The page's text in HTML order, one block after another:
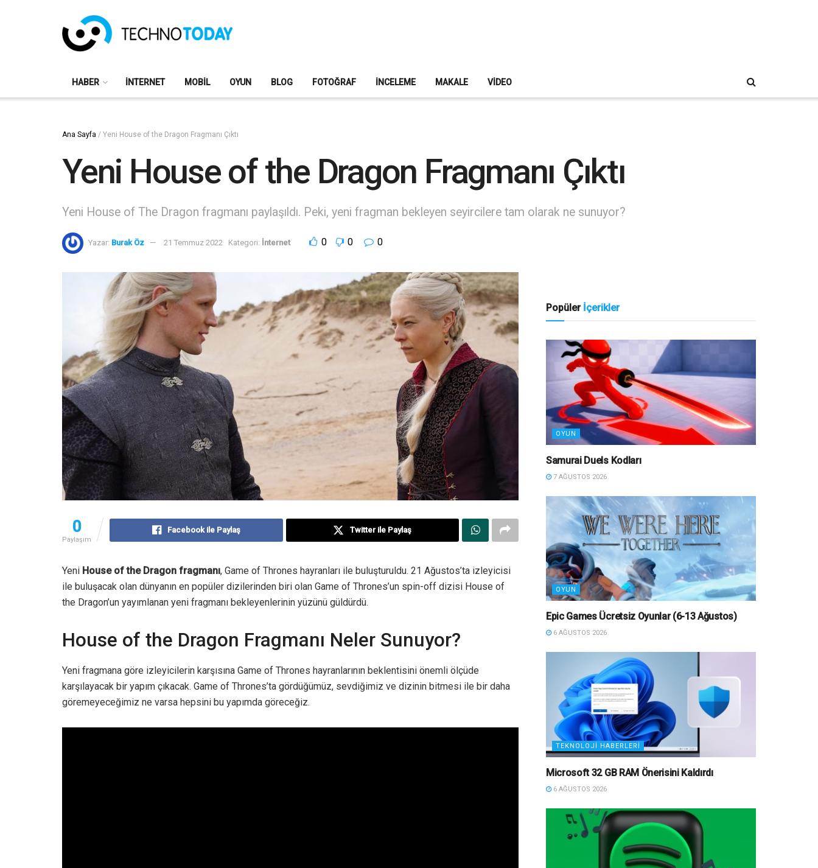
HABER İNTERNET MOBIL OYUN BLOG FOTOĞRAF İNCELEME MAKALE VIDEO
Ana Sayfa / Yeni House of the Dragon Fragmanı Çıktı
Yeni House of the Dragon Fragmanı Çıktı
Yeni House of The Dragon fragmanı paylaşıldı. Peki, yeni fragman bekleyen seyircilere tam olarak ne sunuyor?
Yazar: Burak Öz 21 Temmuz 2022 Kategori: İnternet 0 0 0
0
Paylaşım
Facebook ile Paylaş Twitter ile Paylaş
Yeni House of the Dragon fragmanı, Game of Thrones hayranları ile buluşturuldu. 21 Ağustos’ta izleyicisi
ile buluşacak olan dünyanın en popüler dizilerinden biri olan Game of Thrones’un spin-off dizisi House of
the Dragon’un yayımlanan yeni fragmanı bekleyenlerinin yüzünü güldürdü.
House of the Dragon Fragmanı Neler Sunuyor?
Yeni fragmana göre izleyicilerin karşısına Game of Thrones hayranlarının beklentisini önemli ölçüde
karşılayacak bir yapım çıkacak. Game of Thrones’ta gördüğümüz, sevdiğimiz ve dizinin bitmesi ile bir daha
göremeyeceğimiz ne varsa hepsini bu yapımda göreceğiz.
Popüler İçerikler
OYUN
Samurai Duels Kodları
7 AĞUSTOS 2026
OYUN
Epic Games Ücretsiz Oyunlar (6-13 Ağustos)
6 AĞUSTOS 2026
TEKNOLOJI HABERLERI
Microsoft 32 GB RAM Önerisini Kaldırdı
6 AĞUSTOS 2026